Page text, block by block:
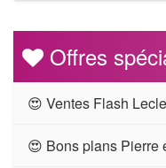
Offres
😍 Ventes Flash
😍 Bons plans Pierre